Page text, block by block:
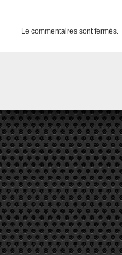
Le commentaires sont fermés.